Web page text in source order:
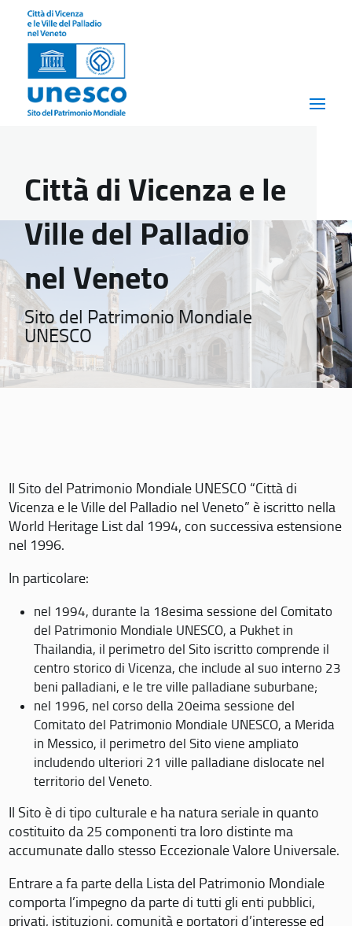
Città di Vicenza e le
Ville del Palladio
nel Veneto
Sito del Patrimonio Mondiale
UNESCO
Il Sito del Patrimonio Mondiale UNESCO “Città di
Vicenza e le Ville del Palladio nel Veneto” è iscritto nella
World Heritage List dal 1994, con successiva estensione
nel 1996.
In particolare:
nel 1994, durante la 18esima sessione del Comitato
del Patrimonio Mondiale UNESCO, a Pukhet in
Thailandia, il perimetro del Sito iscritto comprende il
centro storico di Vicenza, che include al suo interno 23
beni palladiani, e le tre ville palladiane suburbane;
nel 1996, nel corso della 20eima sessione del
Comitato del Patrimonio Mondiale UNESCO, a Merida
in Messico, il perimetro del Sito viene ampliato
includendo ulteriori 21 ville palladiane dislocate nel
territorio del Veneto.
Il Sito è di tipo culturale e ha natura seriale in quanto
costituito da 25 componenti tra loro distinte ma
accumunate dallo stesso Eccezionale Valore Universale.
Entrare a fa parte della Lista del Patrimonio Mondiale
comporta l’impegno da parte di tutti gli enti pubblici,
privati, istituzioni, comunità e portatori d’interesse ed